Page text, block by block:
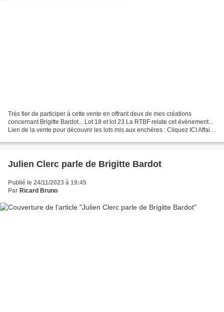
Très fier de participer à cette vente en offrant deux de mes créations
concernant Brigitte Bardot... Lot 18 et lot 23 La RTBF relate cet évènement...
Lien de la vente pour découvrir les lots mis aux enchères : Cliquez ICI Affaire
Julien Clerc parle de Brigitte Bardot
Publié le 24/11/2023 à 19:45
Par Ricard Bruno